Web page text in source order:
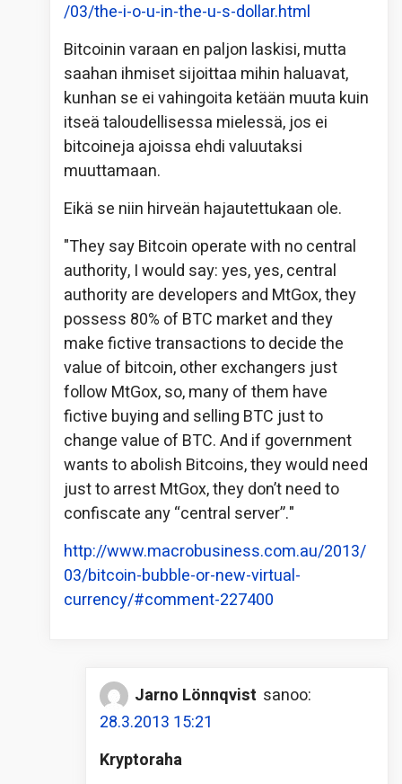
/03/the-i-o-u-in-the-u-s-dollar.html
Bitcoinin varaan en paljon laskisi, mutta
saahan ihmiset sijoittaa mihin haluavat,
kunhan se ei vahingoita ketään muuta kuin
itseä taloudellisessa mielessä, jos ei
bitcoineja ajoissa ehdi valuutaksi
muuttamaan.
Eikä se niin hirveän hajautettukaan ole.
"They say Bitcoin operate with no central
authority, I would say: yes, yes, central
authority are developers and MtGox, they
possess 80% of BTC market and they
make fictive transactions to decide the
value of bitcoin, other exchangers just
follow MtGox, so, many of them have
fictive buying and selling BTC just to
change value of BTC. And if government
wants to abolish Bitcoins, they would need
just to arrest MtGox, they don’t need to
confiscate any “central server”."
http://www.macrobusiness.com.au/2013/
03/bitcoin-bubble-or-new-virtual-
currency/#comment-227400
Jarno Lönnqvist sanoo:
28.3.2013 15:21
Kryptoraha